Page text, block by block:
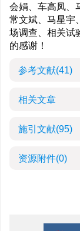
会娟、车高凤、
常文斌、马星宇
场调查、相关试
的感谢！
参考文献(41)
相关文章
施引文献(95)
资源附件(0)